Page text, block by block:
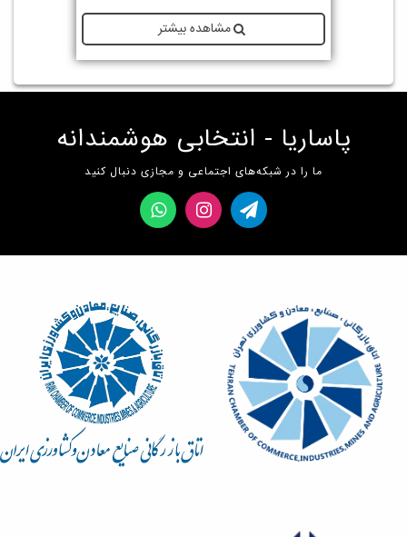
مشاهده بیشتر
پاساریا - انتخابی هوشمندانه
ما را در شبکه‌های اجتماعی و مجازی دنبال کنید